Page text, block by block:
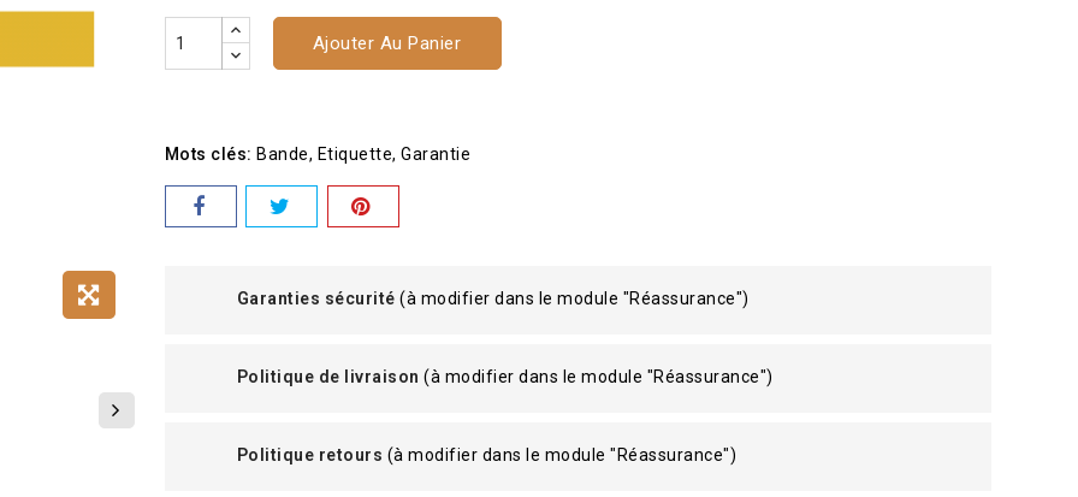
Ajouter Au Panier
Mots clés: Bande Etiquette Garantie
Garanties sécurité (à modifier dans le module "Réassurance")
Politique de livraison (à modifier dans le module "Réassurance")
Politique retours (à modifier dans le module "Réassurance")